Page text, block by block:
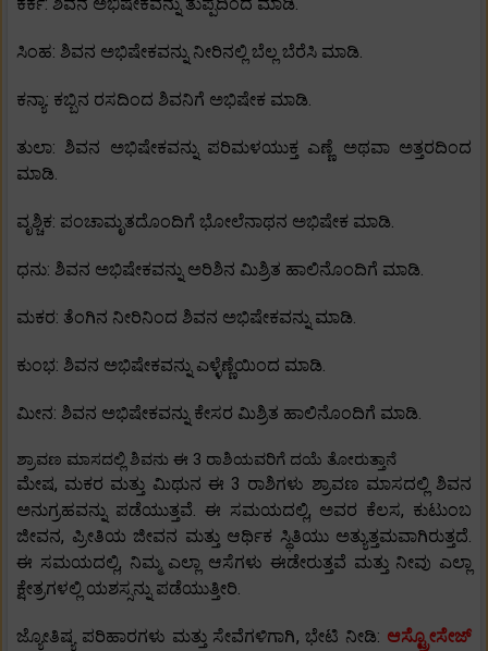
ಸಿಂಹ: ಶಿವನ ಅಭಿಷೇಕವನ್ನು ನೀರಿನಲ್ಲಿ ಬೆಲ್ಲ ಬೆರೆಸಿ ಮಾಡಿ.
ಕನ್ಯಾ: ಕಬ್ಬಿನ ರಸದಿಂದ ಶಿವನಿಗೆ ಅಭಿಷೇಕ ಮಾಡಿ.
ತುಲಾ: ಶಿವನ ಅಭಿಷೇಕವನ್ನು ಪರಿಮಳಯುಕ್ತ ಎಣ್ಣೆ ಅಥವಾ ಅತ್ತರದಿಂದ
ಮಾಡಿ.
ವೃಶ್ಚಿಕ: ಪಂಚಾಮೃತದೊಂದಿಗೆ ಭೋಲೆನಾಥನ ಅಭಿಷೇಕ ಮಾಡಿ.
ಧನು: ಶಿವನ ಅಭಿಷೇಕವನ್ನು ಅರಿಶಿನ ಮಿಶ್ರಿತ ಹಾಲಿನೊಂದಿಗೆ ಮಾಡಿ.
ಮಕರ: ತೆಂಗಿನ ನೀರಿನಿಂದ ಶಿವನ ಅಭಿಷೇಕವನ್ನು ಮಾಡಿ.
ಕುಂಭ: ಶಿವನ ಅಭಿಷೇಕವನ್ನು ಎಳ್ಳೆಣ್ಣೆಯಿಂದ ಮಾಡಿ.
ಮೀನ: ಶಿವನ ಅಭಿಷೇಕವನ್ನು ಕೇಸರ ಮಿಶ್ರಿತ ಹಾಲಿನೊಂದಿಗೆ ಮಾಡಿ.
ಶ್ರಾವಣ ಮಾಸದಲ್ಲಿ ಶಿವನು ಈ 3 ರಾಶಿಯವರಿಗೆ ದಯೆ ತೋರುತ್ತಾನೆ
ಮೇಷ, ಮಕರ ಮತ್ತು ಮಿಥುನ ಈ 3 ರಾಶಿಗಳು ಶ್ರಾವಣ ಮಾಸದಲ್ಲಿ ಶಿವನ
ಅನುಗ್ರಹವನ್ನು ಪಡೆಯುತ್ತವೆ. ಈ ಸಮಯದಲ್ಲಿ, ಅವರ ಕೆಲಸ, ಕುಟುಂಬ
ಜೀವನ, ಪ್ರೀತಿಯ ಜೀವನ ಮತ್ತು ಆರ್ಥಿಕ ಸ್ಥಿತಿಯು ಅತ್ಯುತ್ತಮವಾಗಿರುತ್ತದೆ.
ಈ ಸಮಯದಲ್ಲಿ, ನಿಮ್ಮ ಎಲ್ಲಾ ಆಸೆಗಳು ಈಡೇರುತ್ತವೆ ಮತ್ತು ನೀವು ಎಲ್ಲಾ
ಕ್ಷೇತ್ರಗಳಲ್ಲಿ ಯಶಸ್ಸನ್ನು ಪಡೆಯುತ್ತೀರಿ.
ಜ್ಯೋತಿಷ್ಯ ಪರಿಹಾರಗಳು ಮತ್ತು ಸೇವೆಗಳಿಗಾಗಿ, ಭೇಟಿ ನೀಡಿ: ಆಸ್ಟ್ರೋಸೇಜ್